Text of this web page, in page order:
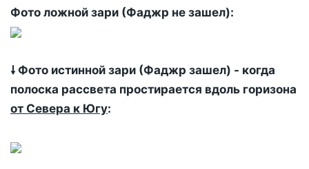
Фото ложной зари (Фаджр не зашел):
🠗 Фото истинной зари (Фаджр зашел) - когда
полоска рассвета простирается вдоль горизона
от Севера к Югу: